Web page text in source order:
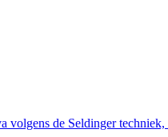
volgens de Seldinger